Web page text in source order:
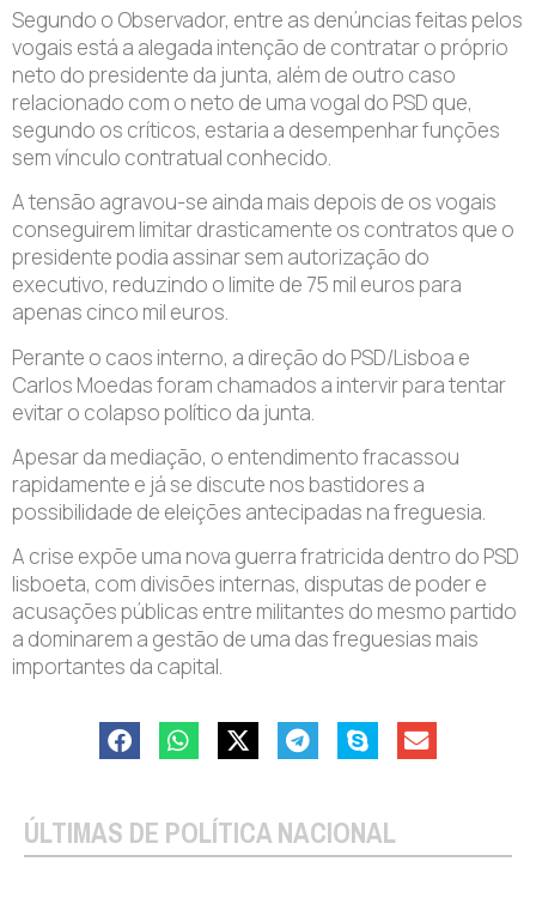
Segundo o Observador, entre as denúncias feitas pelos
vogais está a alegada intenção de contratar o próprio
neto do presidente da junta, além de outro caso
relacionado com o neto de uma vogal do PSD que,
segundo os críticos, estaria a desempenhar funções
sem vínculo contratual conhecido.
A tensão agravou-se ainda mais depois de os vogais
conseguirem limitar drasticamente os contratos que o
presidente podia assinar sem autorização do
executivo, reduzindo o limite de 75 mil euros para
apenas cinco mil euros.
Perante o caos interno, a direção do PSD/Lisboa e
Carlos Moedas foram chamados a intervir para tentar
evitar o colapso político da junta.
Apesar da mediação, o entendimento fracassou
rapidamente e já se discute nos bastidores a
possibilidade de eleições antecipadas na freguesia.
A crise expõe uma nova guerra fratricida dentro do PSD
lisboeta, com divisões internas, disputas de poder e
acusações públicas entre militantes do mesmo partido
a dominarem a gestão de uma das freguesias mais
importantes da capital.
ÚLTIMAS DE POLÍTICA NACIONAL